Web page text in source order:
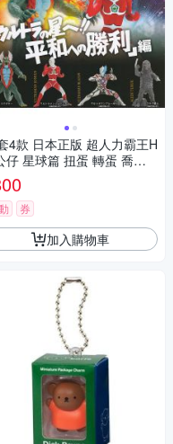
4款 日本正版 超人力霸王H
仔 星球篇 扭蛋 轉蛋 喬伊
亞斯 馬克達塔 布雷薩 祖魯克
ULTRAMAN BANDAI 萬代
券
加入購物車